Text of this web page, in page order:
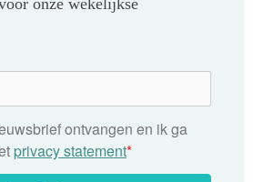
onze wekelijkse
ontvangen en ik ga
privacy statement*